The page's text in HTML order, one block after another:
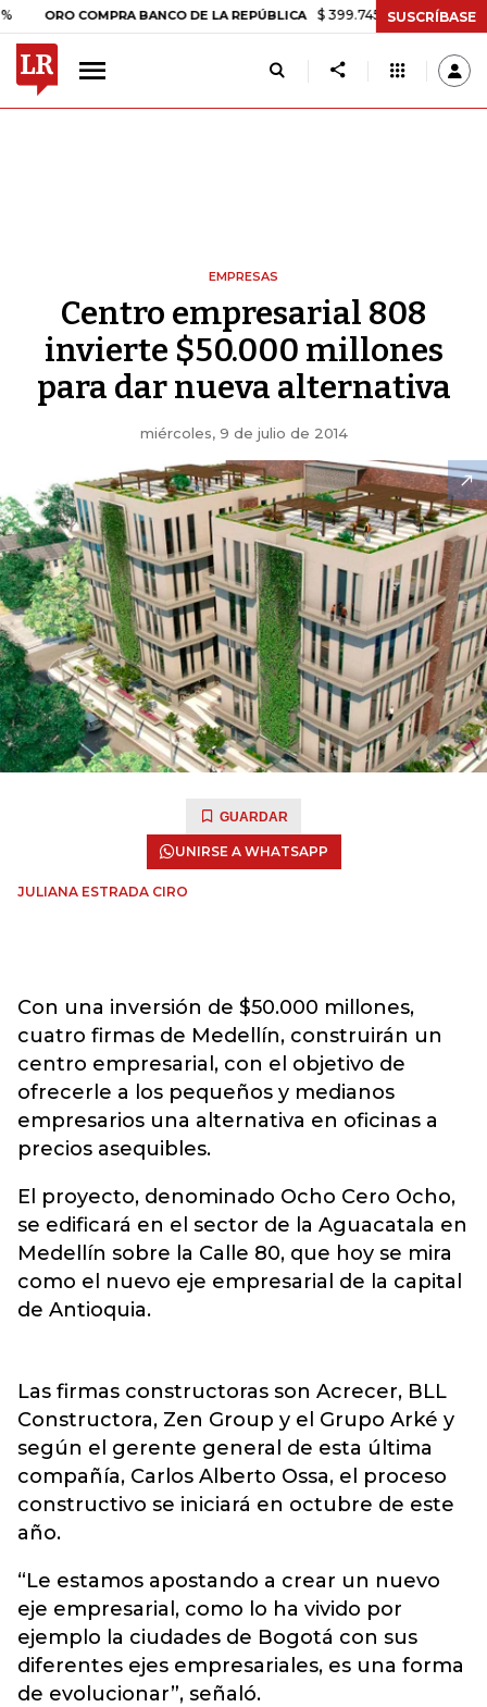
COMPRA BANCO DE LA REPÚBLICA $ 399.745,16 +$ 2.295,71 +0,58%
SUSCRÍBASE
EMPRESAS
Centro empresarial 808
invierte $50.000 millones
para dar nueva alternativa
miércoles, 9 de julio de 2014
GUARDAR
UNIRSE A WHATSAPP
JULIANA ESTRADA CIRO
Con una inversión de $50.000 millones,
cuatro firmas de Medellín, construirán un
centro empresarial, con el objetivo de
ofrecerle a los pequeños y medianos
empresarios una alternativa en oficinas a
precios asequibles.
El proyecto, denominado Ocho Cero Ocho,
se edificará en el sector de la Aguacatala en
Medellín sobre la Calle 80, que hoy se mira
como el nuevo eje empresarial de la capital
de Antioquia.
Las firmas constructoras son Acrecer, BLL
Constructora, Zen Group y el Grupo Arké y
según el gerente general de esta última
compañía, Carlos Alberto Ossa, el proceso
constructivo se iniciará en octubre de este
año.
“Le estamos apostando a crear un nuevo
eje empresarial, como lo ha vivido por
ejemplo la ciudades de Bogotá con sus
diferentes ejes empresariales, es una forma
de evolucionar”, señaló.